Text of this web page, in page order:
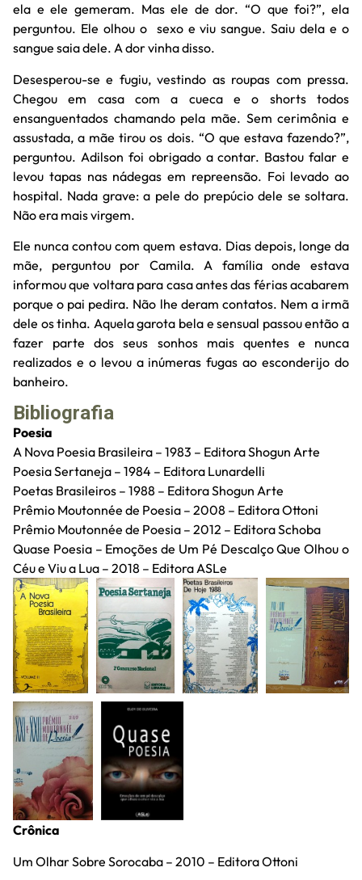
ela e ele gemeram. Mas ele de dor. “O que foi?”, ela
perguntou. Ele olhou o sexo e viu sangue. Saiu dela e o
sangue saia dele. A dor vinha disso.
Desesperou-se e fugiu, vestindo as roupas com pressa.
Chegou em casa com a cueca e o shorts todos
ensanguentados chamando pela mãe. Sem cerimônia e
assustada, a mãe tirou os dois. “O que estava fazendo?”,
perguntou. Adilson foi obrigado a contar. Bastou falar e
levou tapas nas nádegas em repreensão. Foi levado ao
hospital. Nada grave: a pele do prepúcio dele se soltara.
Não era mais virgem.
Ele nunca contou com quem estava. Dias depois, longe da
mãe, perguntou por Camila. A família onde estava
informou que voltara para casa antes das férias acabarem
porque o pai pedira. Não lhe deram contatos. Nem a irmã
dele os tinha. Aquela garota bela e sensual passou então a
fazer parte dos seus sonhos mais quentes e nunca
realizados e o levou a inúmeras fugas ao esconderijo do
banheiro.
Bibliografia
Poesia
A Nova Poesia Brasileira – 1983 – Editora Shogun Arte
Poesia Sertaneja – 1984 – Editora Lunardelli
Poetas Brasileiros – 1988 – Editora Shogun Arte
Prêmio Moutonnée de Poesia – 2008 – Editora Ottoni
Prêmio Moutonnée de Poesia – 2012 – Editora Schoba
Quase Poesia – Emoções de Um Pé Descalço Que Olhou o
Céu e Viu a Lua – 2018 – Editora ASLe
Crônica
Um Olhar Sobre Sorocaba – 2010 – Editora Ottoni